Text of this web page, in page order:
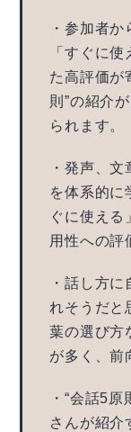
・参加者
「すぐに
た高評価が
則”の紹介
られます。
・発声、
を体系的に
ぐに使える
用性への評
・話し方
れそうだと
葉の選び方
が多く、前
・“会話5
さんが紹介